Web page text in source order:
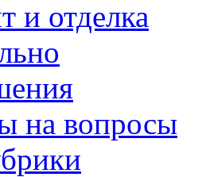
и отделка
на вопросы